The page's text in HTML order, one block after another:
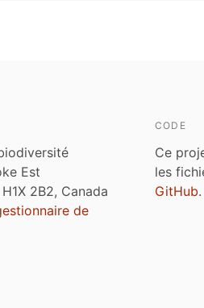
Est
2B2, Canada
de
CODE
Ce
les
GitHub.